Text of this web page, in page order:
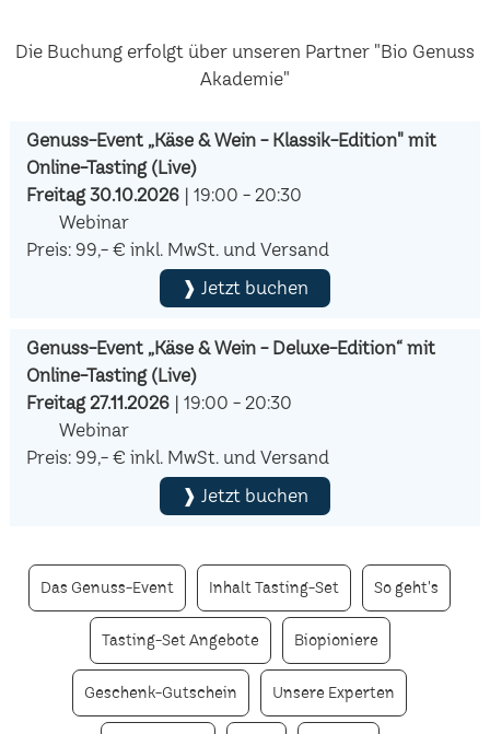
Die Buchung erfolgt über unseren Partner "Bio Genuss
Akademie"
Genuss-Event „Käse & Wein - Klassik-Edition" mit
Online-Tasting (Live)
Freitag 30.10.2026| 19:00 - 20:30
Webinar
Preis: 99,- € inkl. MwSt. und Versand
❱ Jetzt buchen
Genuss-Event „Käse & Wein - Deluxe-Edition“ mit
Online-Tasting (Live)
Freitag 27.11.2026| 19:00 - 20:30
Webinar
Preis: 99,- € inkl. MwSt. und Versand
❱ Jetzt buchen
Das Genuss-Event Inhalt Tasting-Set So geht's
Tasting-Set Angebote Biopioniere
Geschenk-Gutschein Unsere Experten